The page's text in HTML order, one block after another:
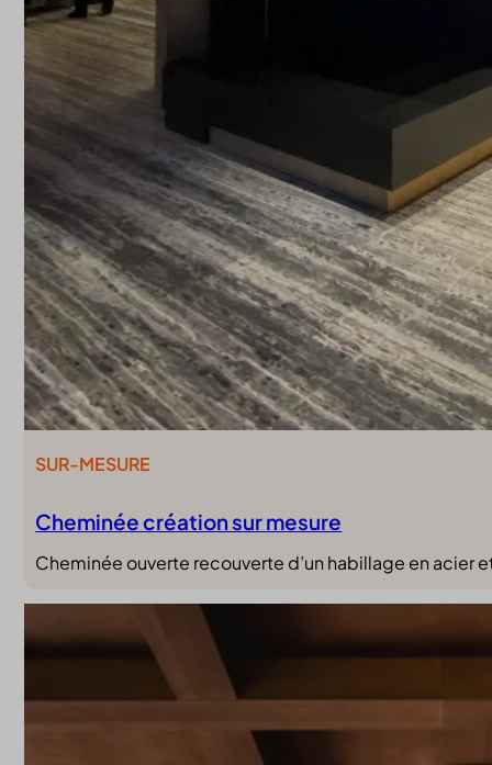
Cheminée création sur mesure
SUR-MESURE
Cheminée ouverte recouverte d’un habillage en acier